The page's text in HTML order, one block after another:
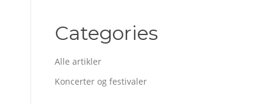
Categories
Alle artikler
Koncerter og festivaler